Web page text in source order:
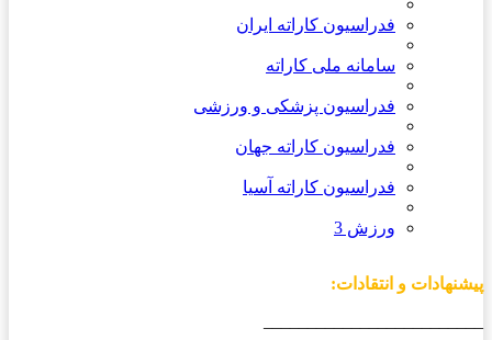
فدراسیون کاراته ایران
سامانه ملی کاراته
فدراسیون پزشکی و ورزشی
فدراسیون کاراته جهان
فدراسیون کاراته آسیا
ورزش 3
پیشنهادات و انتقادات: